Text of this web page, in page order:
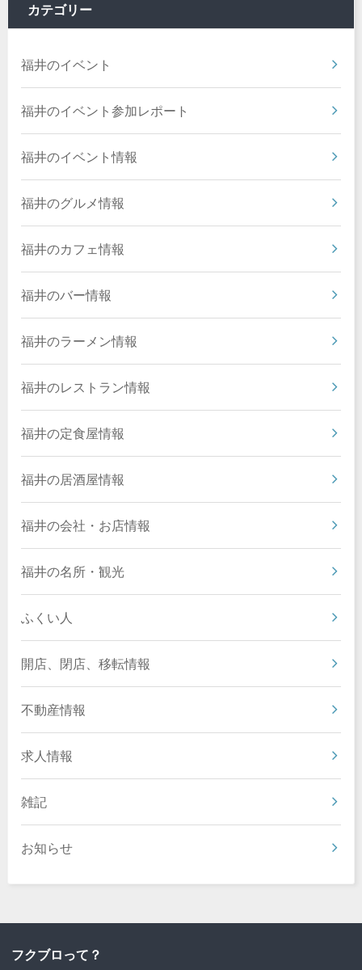
カテゴリー
福井のイベント
福井のイベント参加レポート
福井のイベント情報
福井のグルメ情報
福井のカフェ情報
福井のバー情報
福井のラーメン情報
福井のレストラン情報
福井の定食屋情報
福井の居酒屋情報
福井の会社・お店情報
福井の名所・観光
ふくい人
開店、閉店、移転情報
不動産情報
求人情報
雑記
お知らせ
フクブロって？